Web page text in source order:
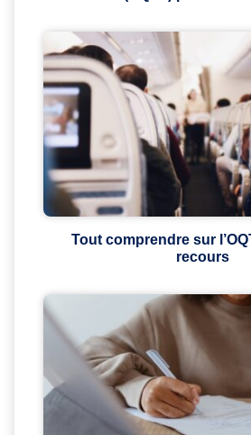
Tout comprendre sur
recours